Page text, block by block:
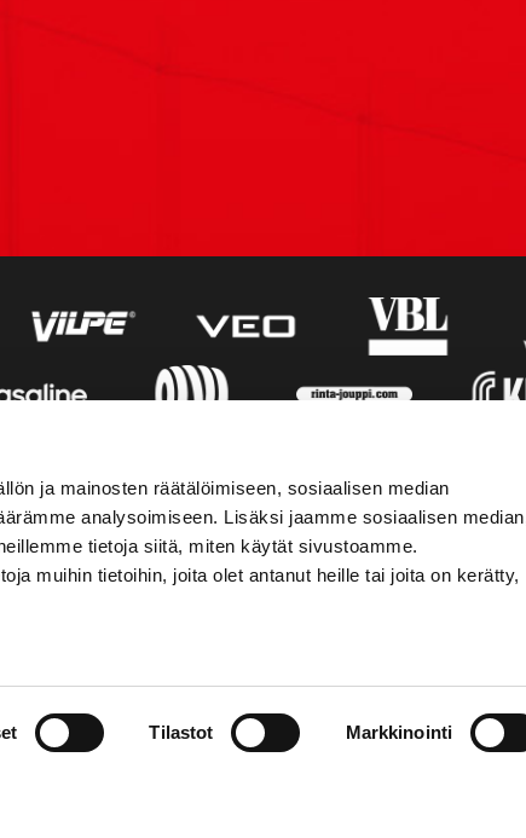
ja mainosten räätälöimiseen, sosiaalisen median
analysoimiseen. Lisäksi jaamme sosiaalisen
tietoja siitä, miten käytät sivustoamme.
muihin tietoihin, joita olet antanut heille tai joita on kerätty,
Tilastot Markkinointi
SOSIAALINEN MEDIA
facebook